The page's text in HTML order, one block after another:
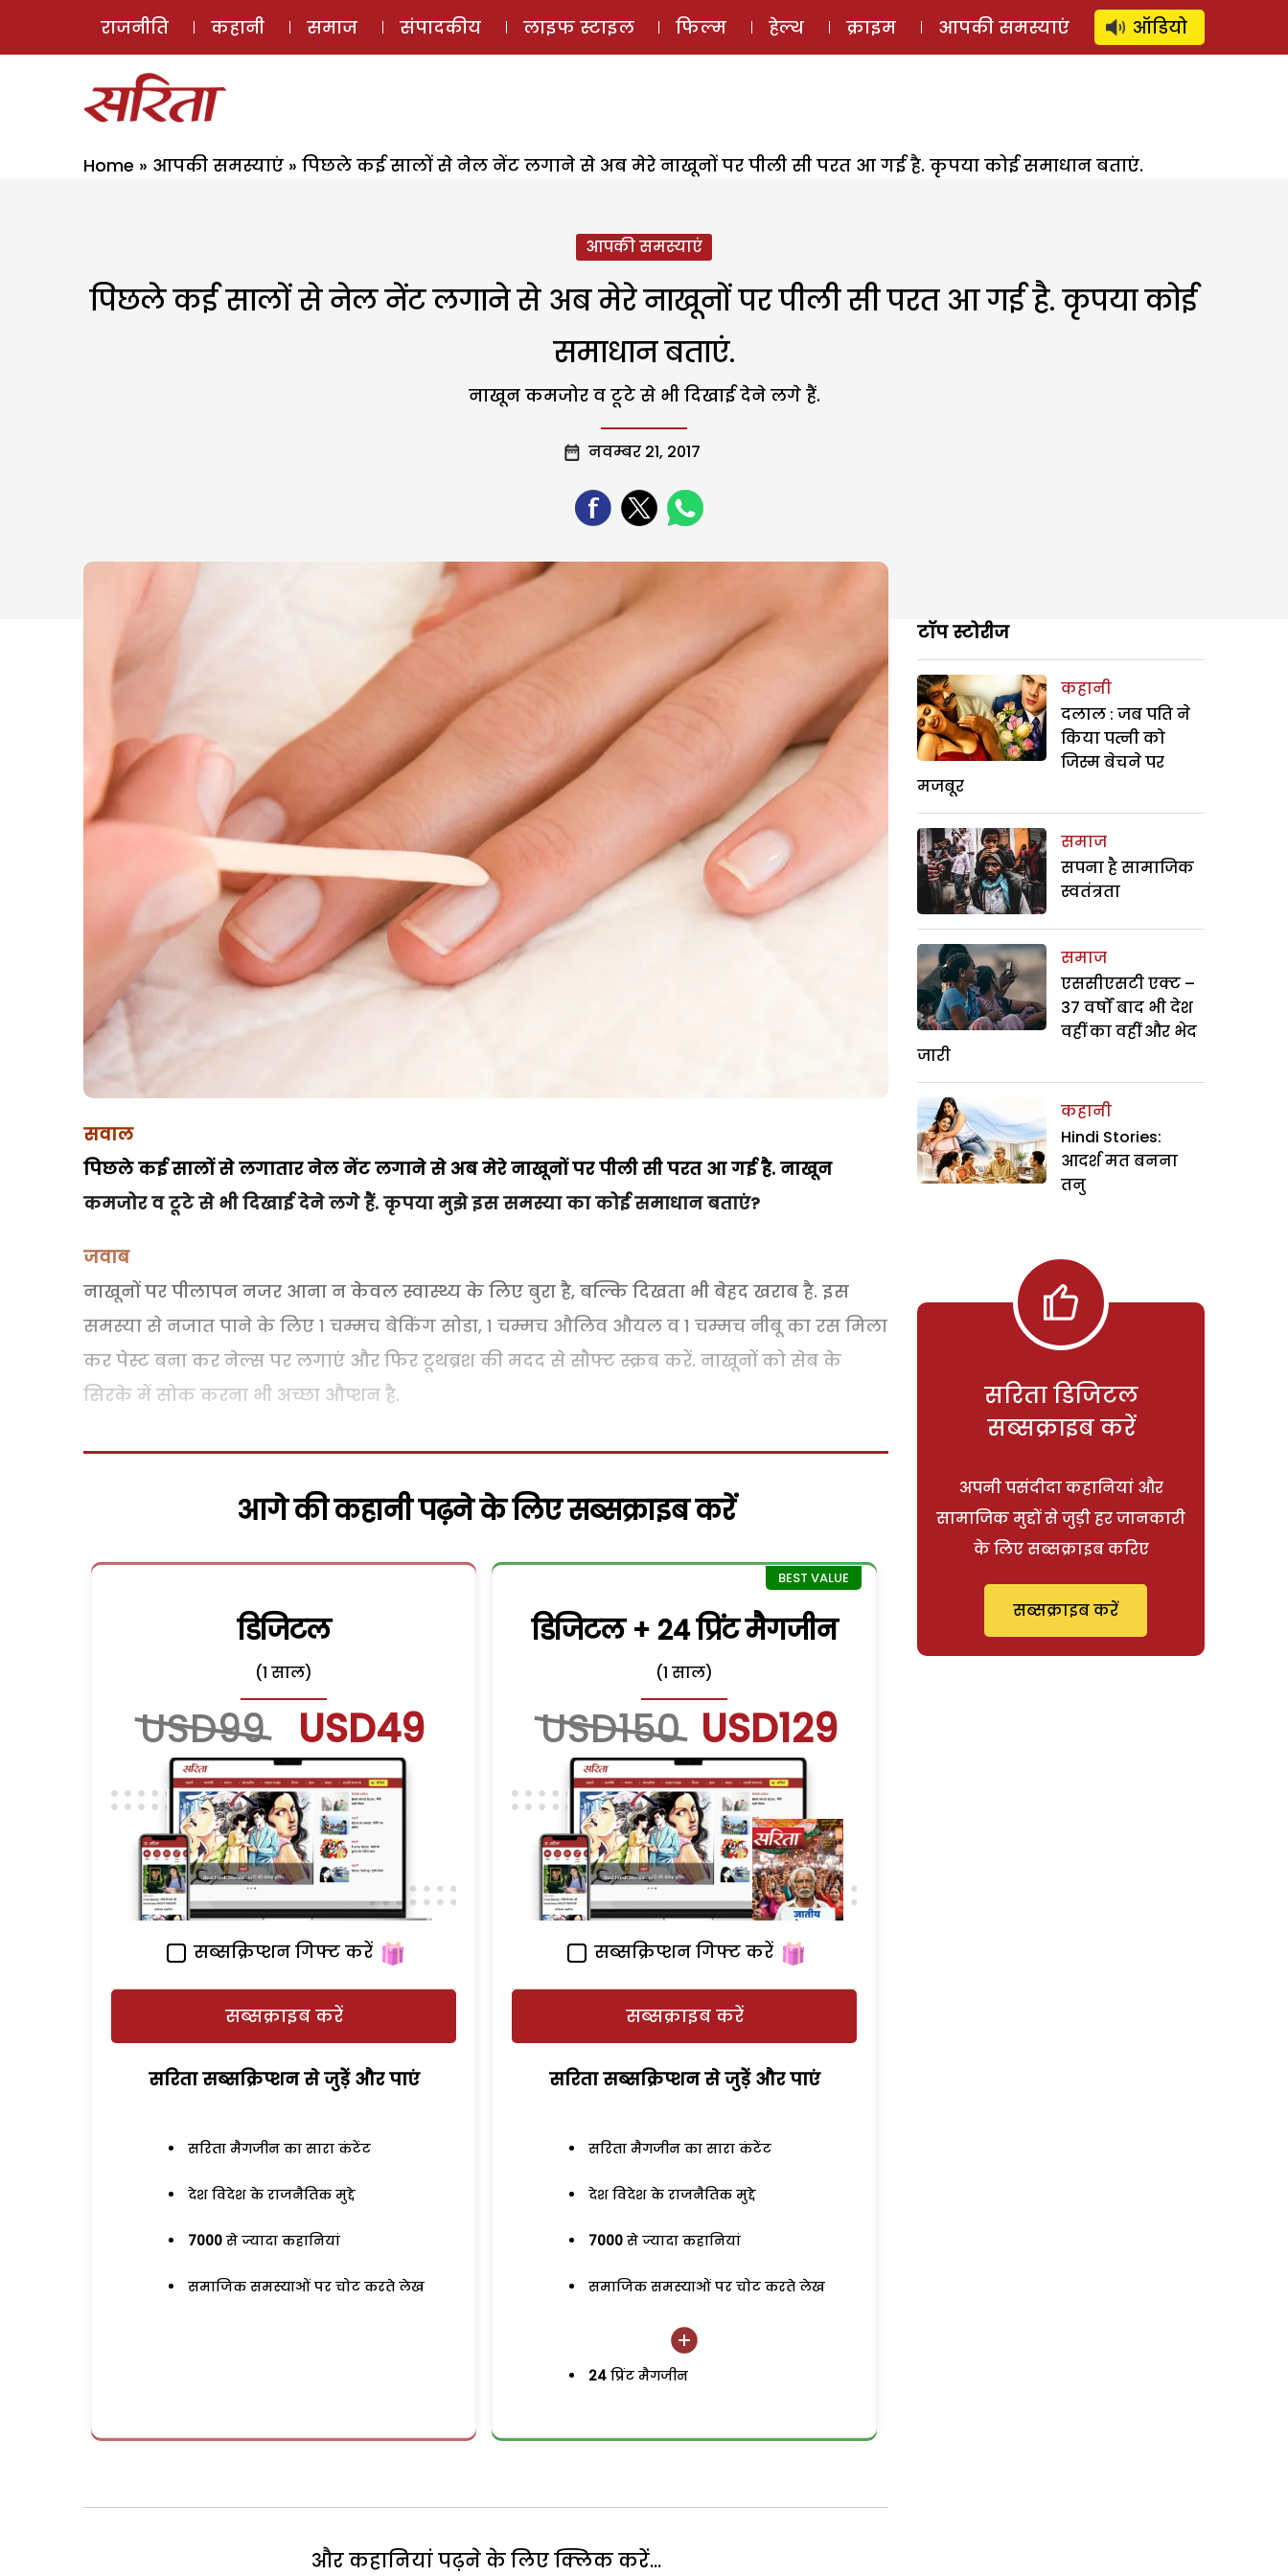
ई-मैगज़ीन ऑडियो स्टोरी लॉग इन ⚲ SUBSCRIBE
राजनीति कहानी समाज संपादकीय लाइफ स्टाइल फिल्म हेल्थ क्राइम आपकी समस्याएं ऑडियो
Home » आपकी समस्याएं » पिछले कई सालों से नेल नेंट लगाने से अब मेरे नाखूनों पर पीली सी परत आ गई है. कृपया कोई समाधान बताएं.
आपकी समस्याएं
पिछले कई सालों से नेल नेंट लगाने से अब मेरे नाखूनों पर पीली सी परत आ गई है. कृपया कोई
समाधान बताएं.
नाखून कमजोर व टूटे से भी दिखाई देने लगे हैं.
नवम्बर 21, 2017
सवाल
पिछले कई सालों से लगातार नेल नेंट लगाने से अब मेरे नाखूनों पर पीली सी परत आ गई है. नाखून
कमजोर व टूटे से भी दिखाई देने लगे हैं. कृपया मुझे इस समस्या का कोई समाधान बताएं?
जवाब
नाखूनों पर पीलापन नजर आना न केवल स्वास्थ्य के लिए बुरा है, बल्कि दिखता भी बेहद खराब है. इस
समस्या से नजात पाने के लिए 1 चम्मच बेकिंग सोडा, 1 चम्मच औलिव औयल व 1 चम्मच नीबू का रस मिला
कर पेस्ट बना कर नेल्स पर लगाएं और फिर टूथब्रश की मदद से सौफ्ट स्क्रब करें. नाखूनों को सेब के
सिरके में सोक करना भी अच्छा औप्शन है.
आगे की कहानी पढ़ने के लिए सब्सक्राइब करें
डिजिटल
(1 साल)
USD99 USD49
सब्सक्रिप्शन गिफ्ट करें
सब्सक्राइब करें
सरिता सब्सक्रिप्शन से जुड़ेें और पाएं
सरिता मैगजीन का सारा कंटेंट
देश विदेश के राजनैतिक मुद्दे
7000 से ज्यादा कहानियां
समाजिक समस्याओं पर चोट करते लेख
डिजिटल + 24 प्रिंट मैगजीन
(1 साल)
USD150 USD129
सब्सक्रिप्शन गिफ्ट करें
सब्सक्राइब करें
सरिता सब्सक्रिप्शन से जुड़ेें और पाएं
सरिता मैगजीन का सारा कंटेंट
देश विदेश के राजनैतिक मुद्दे
7000 से ज्यादा कहानियां
समाजिक समस्याओं पर चोट करते लेख
24 प्रिंट मैगजीन
और कहानियां पढ़ने के लिए क्लिक करें...
टॉप स्टोरीज
कहानी
दलाल : जब पति ने
किया पत्नी को
जिस्म बेचने पर
मजबूर
समाज
सपना है सामाजिक
स्वतंत्रता
समाज
एससीएसटी एक्ट –
37 वर्षों बाद भी देश
वहीं का वहीं और भेद
जारी
कहानी
Hindi Stories:
आदर्श मत बनना
तनु
सरिता डिजिटल
सब्सक्राइब करें
अपनी पसंदीदा कहानियां और
सामाजिक मुद्दों से जुड़ी हर जानकारी
के लिए सब्सक्राइब करिए
सब्सक्राइब करें